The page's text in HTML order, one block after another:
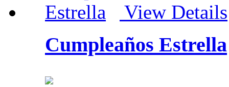
View Details
Cumpleaños Estrella